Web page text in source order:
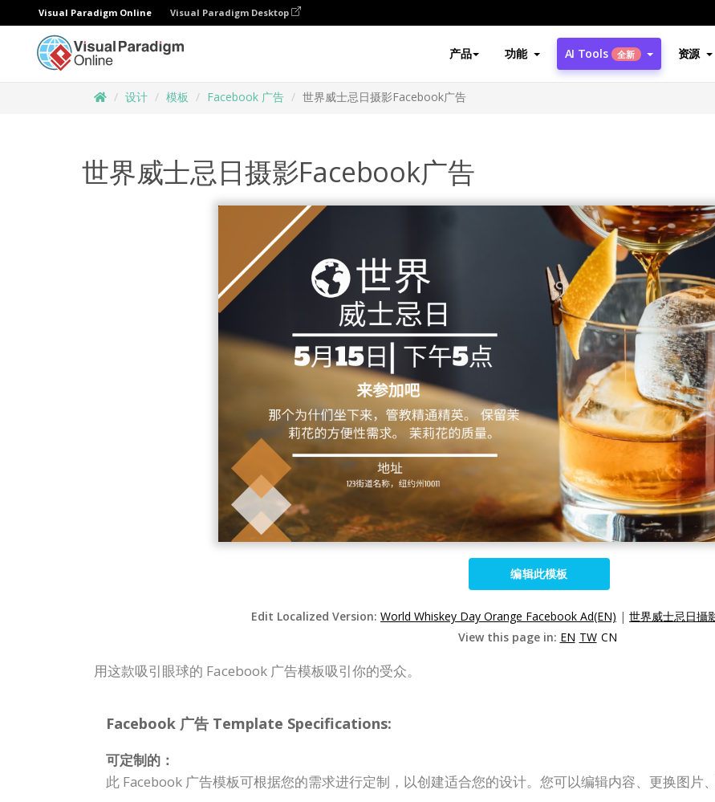
Visual Paradigm Online Visual Paradigm Desktop
产品 功能 AI Tools 全新 资源
设计 模板 Facebook 广告 世界威士忌日摄影Facebook广告
世界威士忌日摄影Facebook广告
编辑此模板
Edit Localized Version: World Whiskey Day Orange Facebook Ad(EN) | 世界威士忌日攝
View this page in: EN TW CN
用这款吸引眼球的 Facebook 广告模板吸引你的受众。
Facebook 广告 Template Specifications:
可定制的：
此 Facebook 广告模板可根据您的需求进行定制，以创建适合您的设计。您可以编辑内容、更换图片